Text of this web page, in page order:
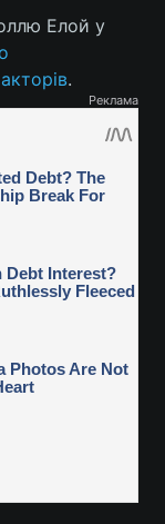
Елой у
.
Реклама